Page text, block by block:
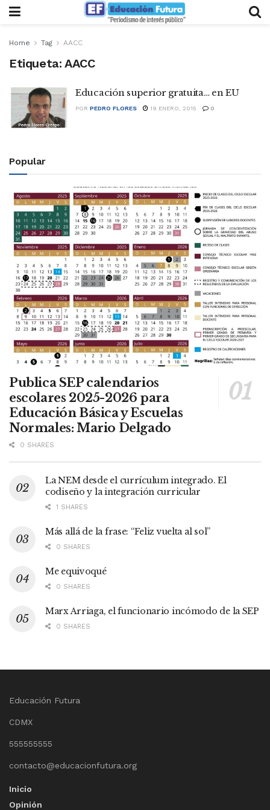
Home Tag AACC
Etiqueta: AACC
Educación superior gratuita… en EU
POR PEDRO FLORES 19 ENERO, 2015 0
Popular
Publica SEP calendarios
escolares 2025-2026 para
Educación Básica y Escuelas
Normales: Mario Delgado
0 SHARES
La NEM desde el currículum integrado. El
codiseño y la integración curricular
1 SHARES
Más allá de la frase: “Feliz vuelta al sol”
0 SHARES
Me equivoqué
0 SHARES
Marx Arriaga, el funcionario incómodo de la SEP
0 SHARES
Educación Futura
CDMX
555555555
contacto@educacionfutura.org
Inicio
Opinión